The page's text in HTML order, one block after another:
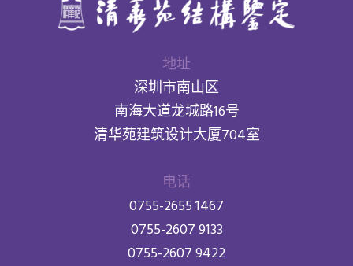
地址
深圳市南山区
南海大道龙城路16号
清华苑建筑设计大厦704室
电话
0755-2655 1467
0755-2607 9133
0755-2607 9422